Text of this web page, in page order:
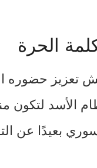
الحرة
تعزيز
الأسد لتكون
بعيدًا عن